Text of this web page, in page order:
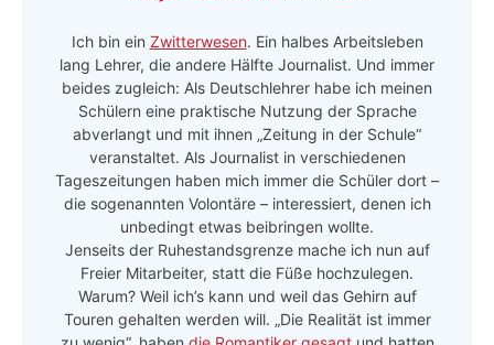
Ich bin ein Zwitterwesen. Ein halbes Arbeitsleben
lang Lehrer, die andere Hälfte Journalist. Und immer
beides zugleich: Als Deutschlehrer habe ich meinen
Schülern eine praktische Nutzung der Sprache
abverlangt und mit ihnen „Zeitung in der Schule“
veranstaltet. Als Journalist in verschiedenen
Tageszeitungen haben mich immer die Schüler dort –
die sogenannten Volontäre – interessiert, denen ich
unbedingt etwas beibringen wollte.
Jenseits der Ruhestandsgrenze mache ich nun auf
Freier Mitarbeiter, statt die Füße hochzulegen.
Warum? Weil ich’s kann und weil das Gehirn auf
Touren gehalten werden will. „Die Realität ist immer